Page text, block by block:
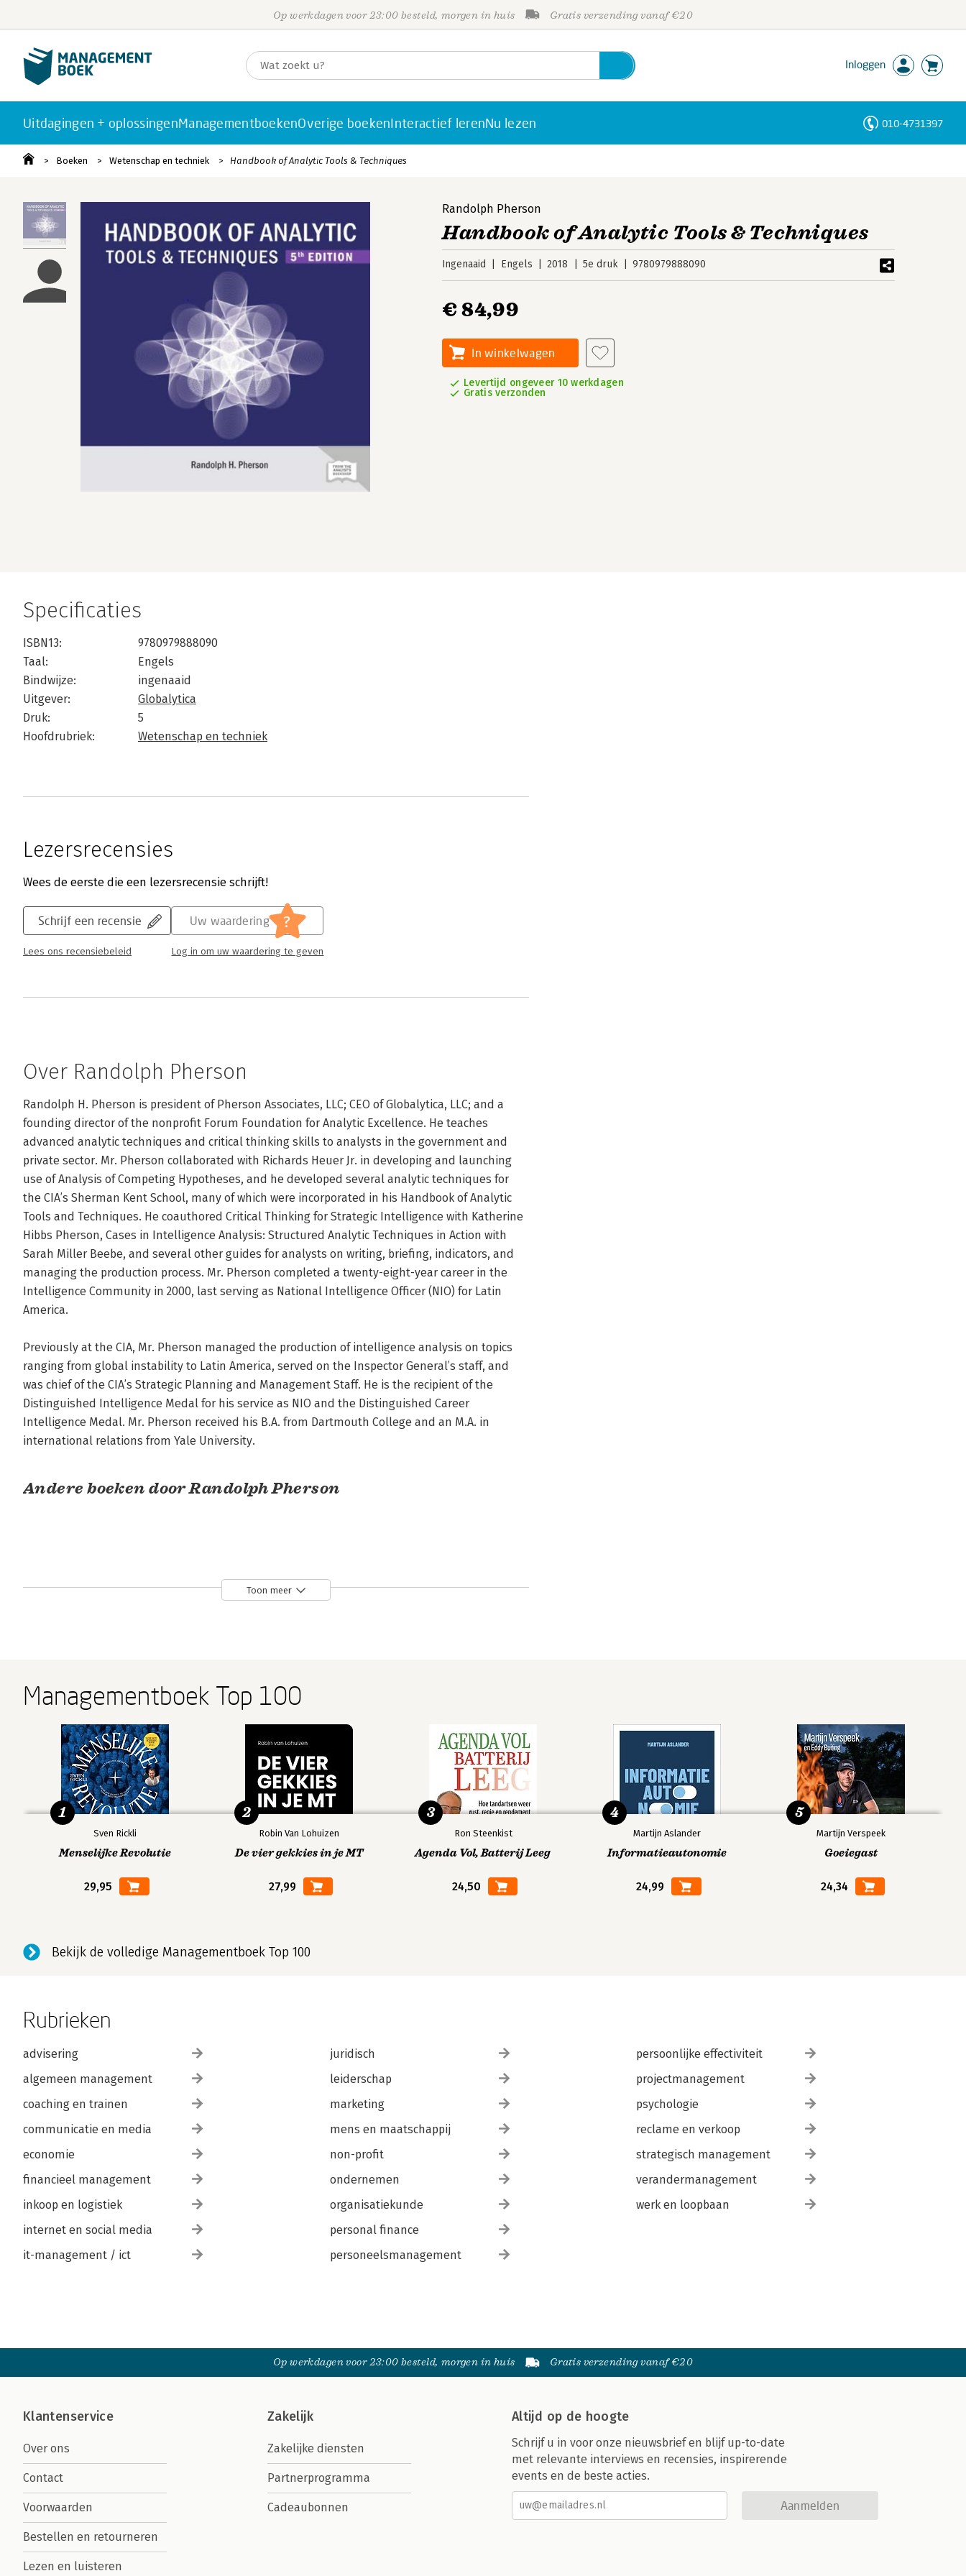
Op werkdagen voor 23:00 besteld, morgen in huis Gratis verzending vanaf €20
Inloggen
Uitdagingen + oplossingenManagementboekenOverige boekenInteractief lerenNu lezen 010-4731397
Boeken Wetenschap en techniek Handbook of Analytic Tools & Techniques
Randolph Pherson
Handbook of Analytic Tools & Techniques
Ingenaaid Engels 2018 5e druk 9780979888090
€ 84,99
In winkelwagen
Levertijd ongeveer 10 werkdagen
Gratis verzonden
Specificaties
ISBN13:
9780979888090
Taal:
Engels
Bindwijze:
ingenaaid
Uitgever:
Globalytica
Druk:
5
Hoofdrubriek:
Wetenschap en techniek
Lezersrecensies
Wees de eerste die een lezersrecensie schrijft!
Schrijf een recensie
Lees ons recensiebeleid
Uw waardering ?
Log in om uw waardering te geven
Over Randolph Pherson
Randolph H. Pherson is president of Pherson Associates, LLC; CEO of Globalytica, LLC; and a
founding director of the nonprofit Forum Foundation for Analytic Excellence. He teaches
advanced analytic techniques and critical thinking skills to analysts in the government and
private sector. Mr. Pherson collaborated with Richards Heuer Jr. in developing and launching
use of Analysis of Competing Hypotheses, and he developed several analytic techniques for
the CIA’s Sherman Kent School, many of which were incorporated in his Handbook of Analytic
Tools and Techniques. He coauthored Critical Thinking for Strategic Intelligence with Katherine
Hibbs Pherson, Cases in Intelligence Analysis: Structured Analytic Techniques in Action with
Sarah Miller Beebe, and several other guides for analysts on writing, briefing, indicators, and
managing the production process. Mr. Pherson completed a twenty-eight-year career in the
Intelligence Community in 2000, last serving as National Intelligence Officer (NIO) for Latin
America.
Previously at the CIA, Mr. Pherson managed the production of intelligence analysis on topics
ranging from global instability to Latin America, served on the Inspector General’s staff, and
was chief of the CIA’s Strategic Planning and Management Staff. He is the recipient of the
Distinguished Intelligence Medal for his service as NIO and the Distinguished Career
Intelligence Medal. Mr. Pherson received his B.A. from Dartmouth College and an M.A. in
international relations from Yale University.
Andere boeken door Randolph Pherson
Analytic
Techniques
Intelligence
Analysis
Intelligence
Analysis
Thinking for
Strategic
Bekijk alle boeken
Toon meer
Managementboek Top 100
Sven Rickli
Menselijke Revolutie
29,95
1
Robin Van Lohuizen
De vier gekkies in je MT
27,99
2
Ron Steenkist
Agenda Vol, Batterij Leeg
24,50
3
Martijn Aslander
Informatieautonomie
24,99
4
Martijn Verspeek
Goeiegast
24,34
5
Bekijk de volledige Managementboek Top 100
Rubrieken
advisering
algemeen management
coaching en trainen
communicatie en media
economie
financieel management
inkoop en logistiek
internet en social media
it-management / ict
juridisch
leiderschap
marketing
mens en maatschappij
non-profit
ondernemen
organisatiekunde
personal finance
personeelsmanagement
persoonlijke effectiviteit
projectmanagement
psychologie
reclame en verkoop
strategisch management
verandermanagement
werk en loopbaan
Op werkdagen voor 23:00 besteld, morgen in huis Gratis verzending vanaf €20
Klantenservice
Over ons
Contact
Voorwaarden
Bestellen en retourneren
Lezen en luisteren
Zakelijk
Zakelijke diensten
Partnerprogramma
Cadeaubonnen
Altijd op de hoogte
Schrijf u in voor onze nieuwsbrief en blijf up-to-date
met relevante interviews en recensies, inspirerende
events en de beste acties.
Aanmelden
Personen